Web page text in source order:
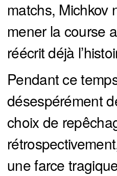
matchs, Michkov
mener la course
réécrit déjà
Pendant ce
désespérément
choix de
une farce